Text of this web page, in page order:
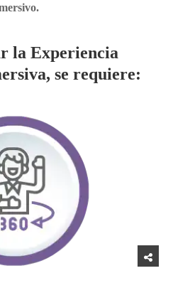
la Experiencia
se requiere: